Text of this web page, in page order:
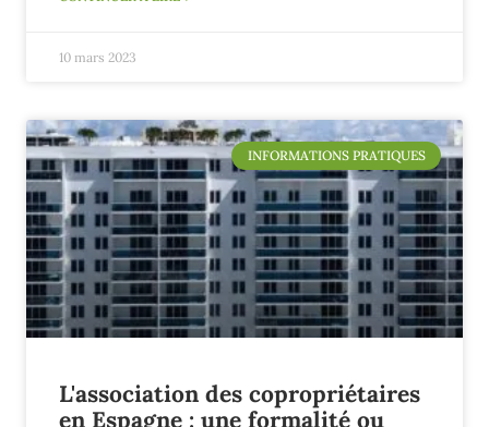
10 mars 2023
INFORMATIONS PRATIQUES
L'association des copropriétaires
en Espagne : une formalité ou